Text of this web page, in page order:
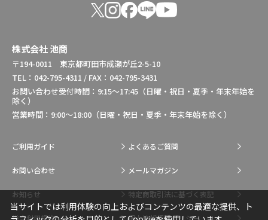
株式会社 池商
〒194-0011 東京都町田市成瀬が丘2-5-10
TEL：042-795-4311 / FAX：042-795-3431
お問い合わせ受付時間：9:15～17:45（日曜・祝日・夏季・年末年始を
除く）
営業時間：9:00～18:00（日曜・祝日・夏季・年末年始を除く）
ご利用ガイド よくあるご質問
お問い合わせ メールマガジン
お知らせ 特定商取引法に基づく表記
総合利用規約 個人情報保護ポリシー
当サイトでは利用体験の向上およびコンテンツの最適な提供、ト